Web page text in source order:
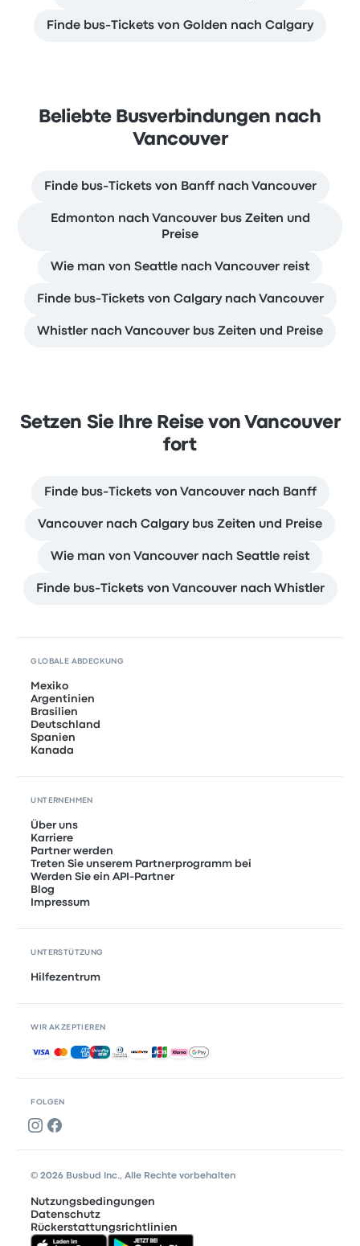
Finde bus-Tickets von Golden nach Calgary
Beliebte Busverbindungen nach
Vancouver
Finde bus-Tickets von Banff nach Vancouver
Edmonton nach Vancouver bus Zeiten und
Preise
Wie man von Seattle nach Vancouver reist
Finde bus-Tickets von Calgary nach Vancouver
Whistler nach Vancouver bus Zeiten und Preise
Setzen Sie Ihre Reise von Vancouver
fort
Finde bus-Tickets von Vancouver nach Banff
Vancouver nach Calgary bus Zeiten und Preise
Wie man von Vancouver nach Seattle reist
Finde bus-Tickets von Vancouver nach Whistler
FOLGEN
GLOBALE ABDECKUNG
Mexiko
Argentinien
Brasilien
Deutschland
Spanien
Kanada
UNTERNEHMEN
Über uns
Karriere
Partner werden
Treten Sie unserem Partnerprogramm bei
Werden Sie ein API-Partner
Blog
Impressum
UNTERSTÜTZUNG
Hilfezentrum
WIR AKZEPTIEREN
Akzeptierte Zahlungsmethoden
© 2026 Busbud Inc., Alle Rechte vorbehalten
Nutzungsbedingungen
Datenschutz
Rückerstattungsrichtlinien